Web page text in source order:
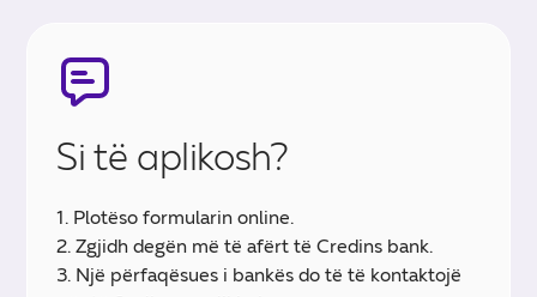
Si të aplikosh?
1. Plotëso formularin online.
2. Zgjidh degën më të afërt të Credins bank.
3. Një përfaqësues i bankës do të të kontaktojë